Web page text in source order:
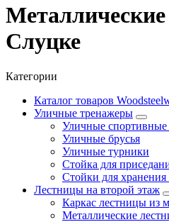
Слуцке
Категории
Каталог товаров
Уличные тренажеры
Уличные
Уличные брусья
Уличные турники
Cтойка для
Стойки для хранения
Лестницы на второй этаж
Каркас лестницы из
Металлические